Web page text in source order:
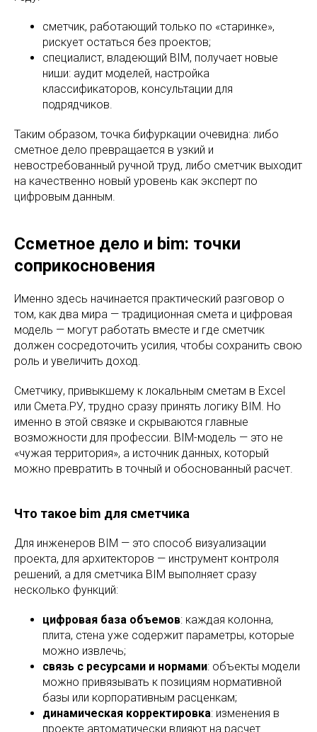
сметчик, работающий только по «старинке»,
рискует остаться без проектов;
специалист, владеющий BIM, получает новые
ниши: аудит моделей, настройка
классификаторов, консультации для
подрядчиков.
Таким образом, точка бифуркации очевидна: либо
сметное дело превращается в узкий и
невостребованный ручной труд, либо сметчик выходит
на качественно новый уровень как эксперт по
цифровым данным.
Ссметное дело и bim: точки
соприкосновения
Именно здесь начинается практический разговор о
том, как два мира — традиционная смета и цифровая
модель — могут работать вместе и где сметчик
должен сосредоточить усилия, чтобы сохранить свою
роль и увеличить доход.
Сметчику, привыкшему к локальным сметам в Excel
или Смета.РУ, трудно сразу принять логику BIM. Но
именно в этой связке и скрываются главные
возможности для профессии. BIM-модель — это не
«чужая территория», а источник данных, который
можно превратить в точный и обоснованный расчет.
Что такое bim для сметчика
Для инженеров BIM — это способ визуализации
проекта, для архитекторов — инструмент контроля
решений, а для сметчика BIM выполняет сразу
несколько функций:
цифровая база объемов: каждая колонна,
плита, стена уже содержит параметры, которые
можно извлечь;
связь с ресурсами и нормами: объекты модели
можно привязывать к позициям нормативной
базы или корпоративным расценкам;
динамическая корректировка: изменения в
проекте автоматически влияют на расчет